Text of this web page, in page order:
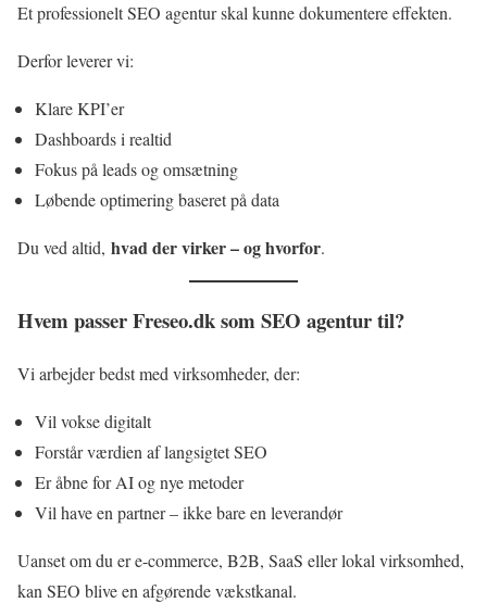
Et professionelt SEO agentur skal kunne dokumentere effekten.
Derfor leverer vi:
Klare KPI’er
Dashboards i realtid
Fokus på leads og omsætning
Løbende optimering baseret på data
Du ved altid, hvad der virker – og hvorfor.
Hvem passer Freseo.dk som SEO agentur til?
Vi arbejder bedst med virksomheder, der:
Vil vokse digitalt
Forstår værdien af langsigtet SEO
Er åbne for AI og nye metoder
Vil have en partner – ikke bare en leverandør
Uanset om du er e-commerce, B2B, SaaS eller lokal virksomhed,
kan SEO blive en afgørende vækstkanal.